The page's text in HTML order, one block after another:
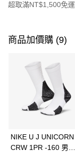
超取滿NT$1,500免運
信用卡一次付款
3 期 0 利率 每期
合作金庫商業銀行
華南商業銀行
上海商業儲蓄銀行
Apple Pay
全盈+PAY
商品加價購 (9)
NIKE U J UNICORN
CRW 1PR -160 男女